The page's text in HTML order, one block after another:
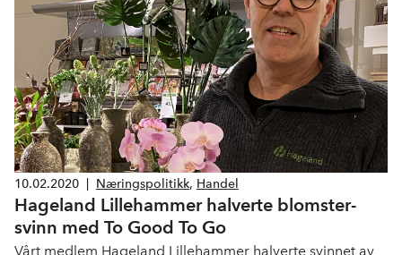
10.02.2020 Næringspolitikk, Handel
Hageland Lillehammer halverte blomster-
svinn med To Good To Go
Vårt medlem Hageland Lillehammer halverte svinnet av